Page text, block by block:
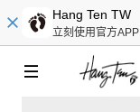
Hang Ten TW
立刻使用官方APP